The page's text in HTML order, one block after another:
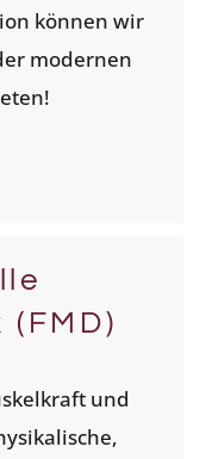
können wir
modernen
und